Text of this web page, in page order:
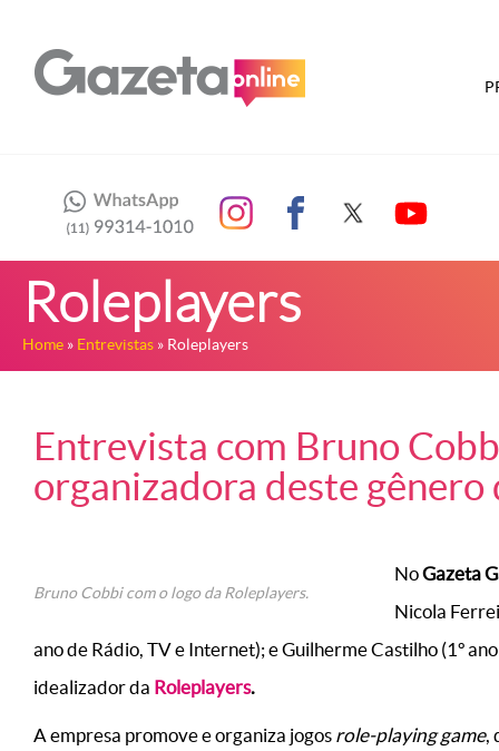
Roleplayers
Home » Entrevistas » Roleplayers
Entrevista com Bruno
organizadora deste gênero
Bruno Cobbi com o logo da Roleplayers.
NoGazeta
Nicola
ano de Rádio, TV e Internet); e Guilherme Castilho (1º
idealizador da Roleplayers.
A empresa promove e organiza jogos role-playing game,